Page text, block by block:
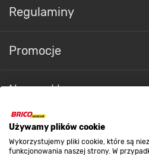
Używamy plików cookie
Wykorzystujemy pliki cookie, które są
funkcjonowania naszej strony. W
Regulaminy
Promocje
Nasze sklepy
O nas